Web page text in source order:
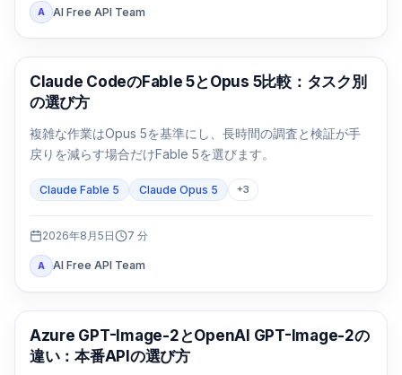
A AI Free API Team
Claude Code
Claude CodeのFable 5とOpus 5比較：タスク別
の選び方
複雑な作業はOpus 5を基準にし、長時間の調査と検証が手
戻りを減らす場合だけFable 5を選びます。
Claude Fable 5 Claude Opus 5 +3
2026年8月5日 7 分
A AI Free API Team
AI画像生成
Azure GPT-Image-2とOpenAI GPT-Image-2の
違い：本番APIの選び方